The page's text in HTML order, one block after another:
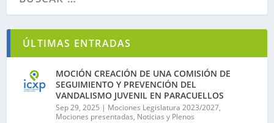
ÚLTIMAS ENTRADAS
MOCIÓN CREACIÓN DE UNA COMISIÓN DE
SEGUIMIENTO Y PREVENCIÓN DEL
VANDALISMO JUVENIL EN PARACUELLOS
Sep 29, 2025 | Mociones Legislatura 2023/2027,
Mociones presentadas, Noticias y Plenos